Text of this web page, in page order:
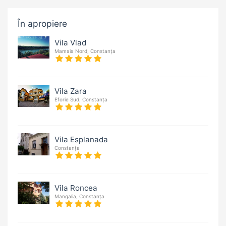
În apropiere
Vila Vlad
Mamaia Nord, Constanța
Vila Zara
Eforie Sud, Constanța
Vila Esplanada
Constanța
Vila Roncea
Mangalia, Constanța